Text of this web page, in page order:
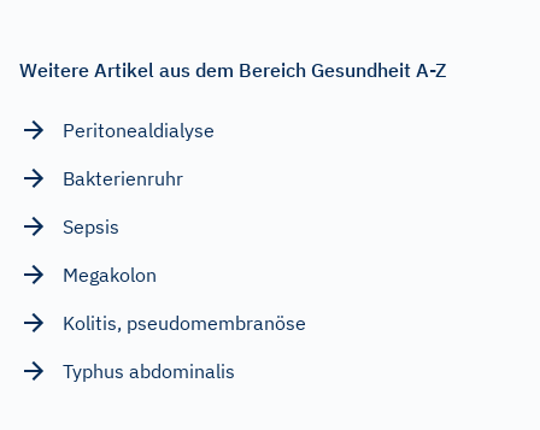
Weitere Artikel aus dem Bereich Gesundheit A-Z
Peritonealdialyse
Bakterienruhr
Sepsis
Megakolon
Kolitis, pseudomembranöse
Typhus abdominalis